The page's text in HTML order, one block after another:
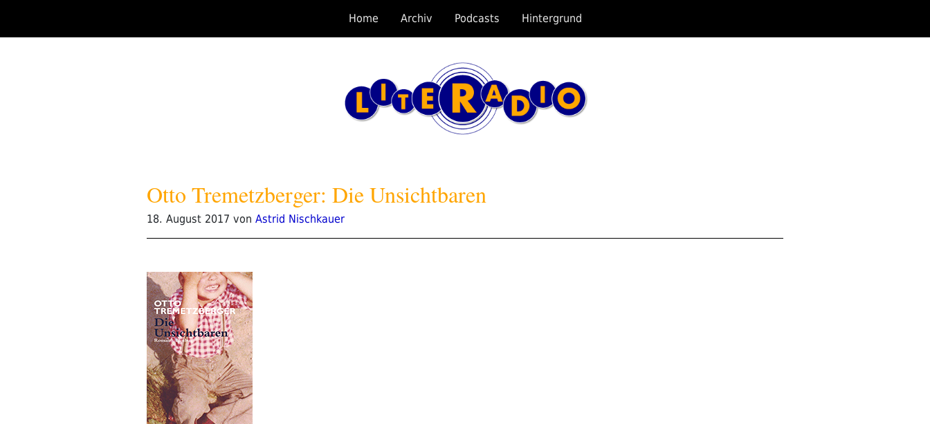
springen
Home Archiv Podcasts Hintergrund
Otto Tremetzberger: Die Unsichtbaren
18. August 2017 Veröffentlicht
von Astrid Nischkauer